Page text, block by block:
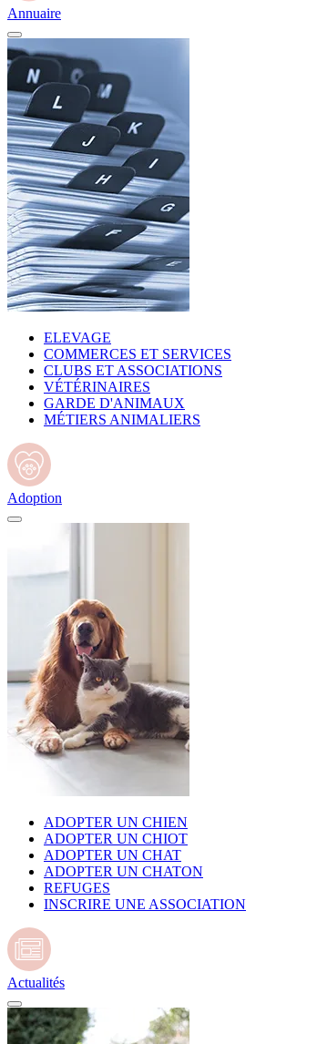
Annuaire
ELEVAGE
COMMERCES ET SERVICES
CLUBS ET ASSOCIATIONS
VÉTÉRINAIRES
GARDE D'ANIMAUX
MÉTIERS ANIMALIERS
Adoption
ADOPTER UN CHIEN
ADOPTER UN CHIOT
ADOPTER UN CHAT
ADOPTER UN CHATON
REFUGES
INSCRIRE UNE ASSOCIATION
Actualités